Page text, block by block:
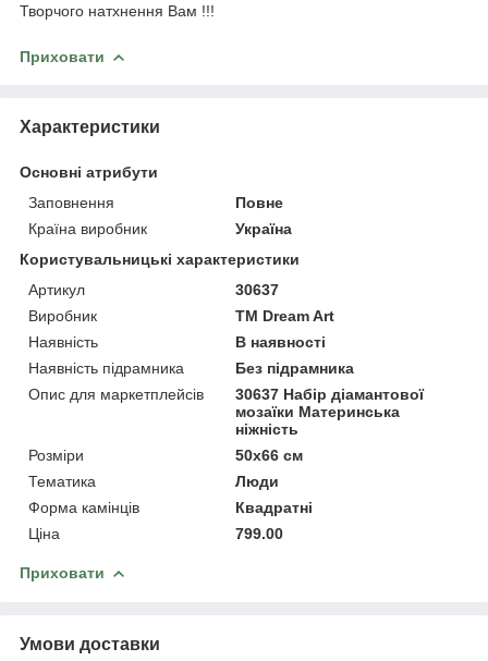
Творчого натхнення Вам !!!
Приховати
Характеристики
Основні атрибути
Заповнення
Повне
Країна виробник
Україна
Користувальницькі характеристики
Артикул
30637
Виробник
ТМ Dream Art
Наявність
В наявності
Наявність підрамника
Без підрамника
Опис для маркетплейсів
30637 Набір діамантової
мозаїки Материнська
ніжність
Розміри
50x66 см
Тематика
Люди
Форма камінців
Квадратні
Ціна
799.00
Приховати
Умови доставки